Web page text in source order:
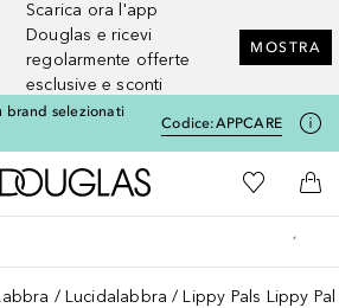
Scarica ora l'app
Douglas e ricevi
regolarmente offerte
esclusive e sconti
MOSTRA
brand selezionati
Codice:APPCARE
A Douglas HomeAlla Mia
Al
Lucidalabbra Lippy Pals Lippy